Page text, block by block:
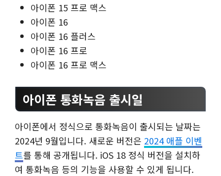
아이폰 15 프로 맥스
아이폰 16
아이폰 16 플러스
아이폰 16 프로
아이폰 16 프로 맥스
아이폰 통화녹음 출시일
아이폰에서 정식으로 통화녹음이 출시되는 날짜는
2024년 9월입니다. 새로운 버전은 2024 애플 이벤
트를 통해 공개됩니다. iOS 18 정식 버전을 설치하
여 통화녹음 등의 기능을 사용할 수 있게 됩니다.